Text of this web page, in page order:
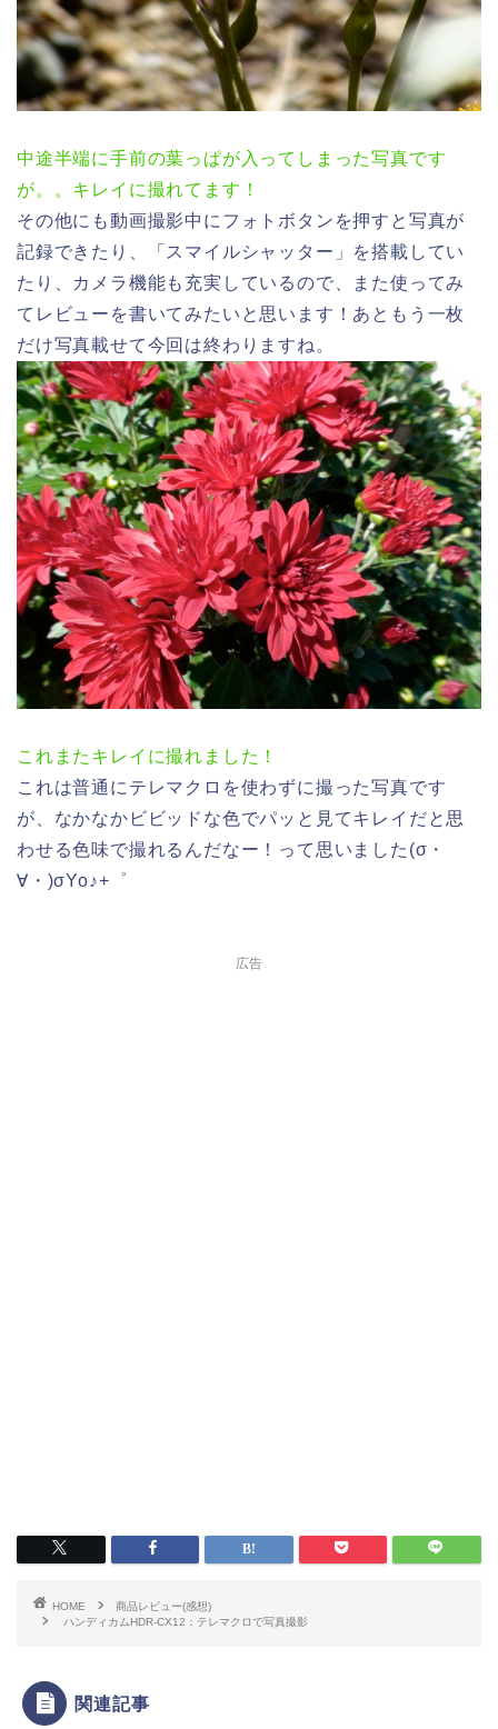
中途半端に手前の葉っぱが入ってしまった写真です
が。。キレイに撮れてます！
その他にも動画撮影中にフォトボタンを押すと写真が
記録できたり、「スマイルシャッター」を搭載してい
たり、カメラ機能も充実しているので、また使ってみ
てレビューを書いてみたいと思います！あともう一枚
だけ写真載せて今回は終わりますね。
これまたキレイに撮れました！
これは普通にテレマクロを使わずに撮った写真です
が、なかなかビビッドな色でパッと見てキレイだと思
わせる色味で撮れるんだなー！って思いました(σ・
∀・)σYo♪+゜
広告
HOME
商品レビュー(感想)
ハンディカムHDR-CX12：テレマクロで写真撮影
関連記事